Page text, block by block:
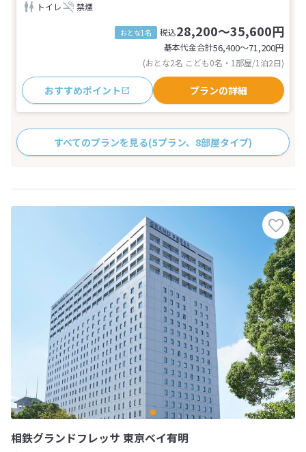
トイレ 禁煙
おとな1名 税込28,200～35,600円
基本代金合計56,400〜71,200円
(おとな2名 こども0名・1部屋/1泊2日)
おすすめポイント プランの詳細
すべてのプランを見る(5プラン、8部屋タイプ)
相鉄グランドフレッサ 東京ベイ有明